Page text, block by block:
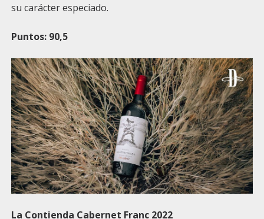
su carácter especiado.
Puntos: 90,5
La Contienda Cabernet Franc 2022